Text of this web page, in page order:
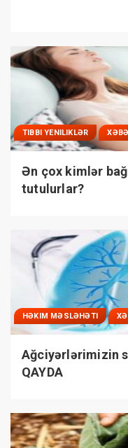
TIBBI YENILIKLƏR
Ən çox kimlər
tutulurlar?
HƏKIM MƏSLƏHƏTI
Ağciyərlərimizin
QAYDA